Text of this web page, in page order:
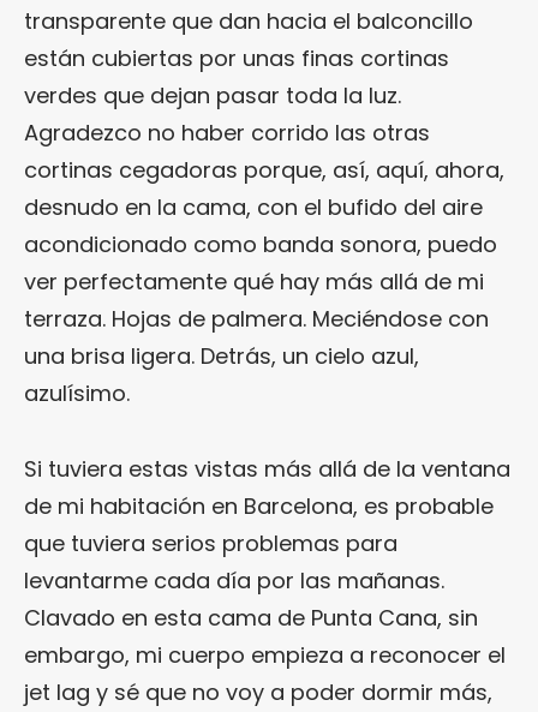
transparente que dan hacia el balconcillo
están cubiertas por unas finas cortinas
verdes que dejan pasar toda la luz.
Agradezco no haber corrido las otras
cortinas cegadoras porque, así, aquí, ahora,
desnudo en la cama, con el bufido del aire
acondicionado como banda sonora, puedo
ver perfectamente qué hay más allá de mi
terraza. Hojas de palmera. Meciéndose con
una brisa ligera. Detrás, un cielo azul,
azulísimo.
Si tuviera estas vistas más allá de la ventana
de mi habitación en Barcelona, es probable
que tuviera serios problemas para
levantarme cada día por las mañanas.
Clavado en esta cama de Punta Cana, sin
embargo, mi cuerpo empieza a reconocer el
jet lag y sé que no voy a poder dormir más,